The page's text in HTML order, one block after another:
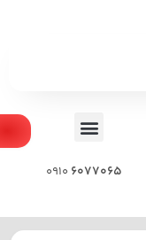
6077065
0910